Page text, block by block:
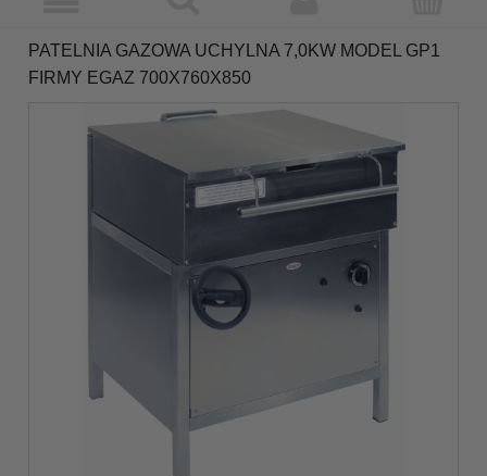
PATELNIA GAZOWA UCHYLNA 7,0KW MODEL GP1
FIRMY EGAZ 700X760X850